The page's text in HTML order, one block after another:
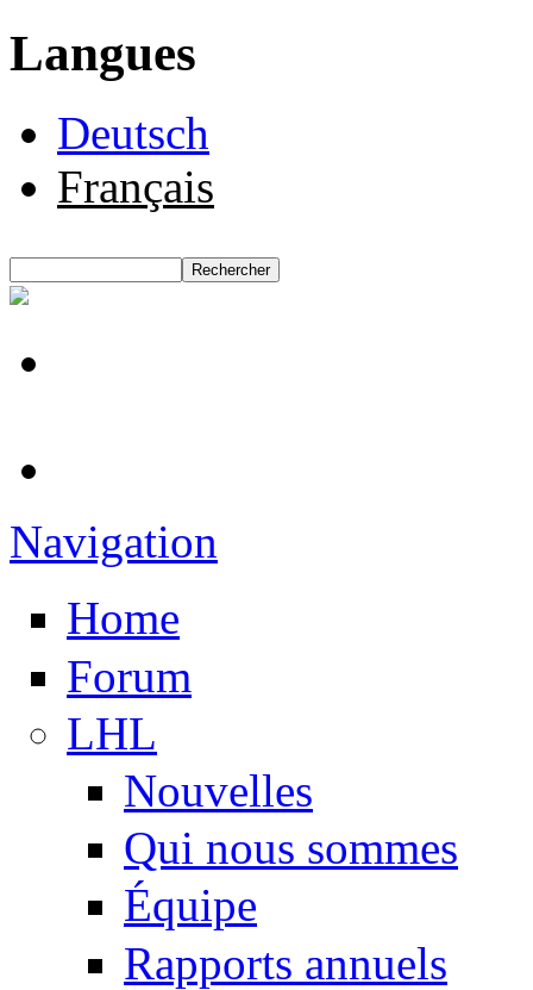
Langues
Deutsch
Français
Formulaire de recherche
Navigation
Home
Forum
LHL
Nouvelles
Qui nous sommes
Équipe
Rapports annuels